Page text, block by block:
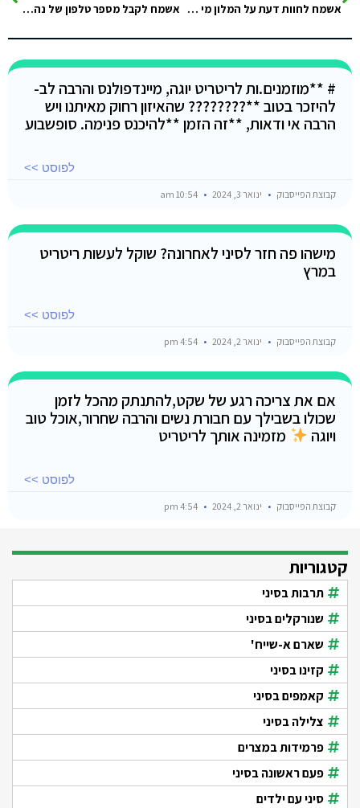
אשמח לחוות דעת על המלון מי שהיה אשמח לקבל מספר טלפון של נהג מהגבול לדהאב. כמה נהוג לשלם לזוג?
# **מוזמנים.ות לריטריט יוגה, מיינדפולנס והרבה לב-
להיזכר בטוב **???????? שהאיזון רחוק מאיתנו ויש
הרבה אי ודאות, **זה הזמן **להיכנס פנימה. סופשבוע
לפוסט >>
קבוצת הפייסבוק ינואר 3, 2024
מישהו פה חזר לסיני לאחרונה? שוקל לעשות ריטריט
במרץ
לפוסט >>
קבוצת הפייסבוק ינואר 2, 2024
אם את צריכה רגע של שקט,להתנתק מהכל לזמן
שכולו בשבילך עם חבורת נשים והרבה שחרור,אוכל טוב
ויוגה
מזמינה אותך לריטריט
לפוסט >>
קבוצת הפייסבוק ינואר 2, 2024
קטגוריות
תרבות בסיני
שנורקלים בסיני
שארם א-שייח'
קזינו בסיני
קאמפים בסיני
צלילה בסיני
פרמידות במצרים
פעם ראשונה בסיני
סיני עם ילדים